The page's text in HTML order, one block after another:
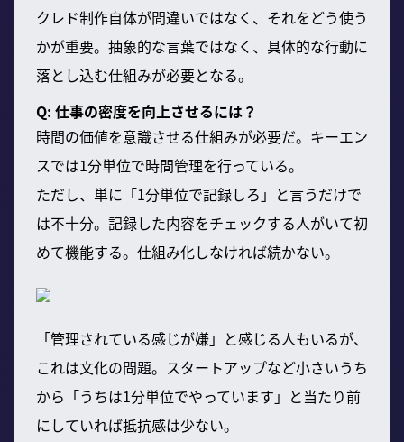
クレド制作自体が間違いではなく、それをどう使う
かが重要。抽象的な言葉ではなく、具体的な行動に
落とし込む仕組みが必要となる。
Q: 仕事の密度を向上させるには？
時間の価値を意識させる仕組みが必要だ。キーエン
スでは1分単位で時間管理を行っている。
ただし、単に「1分単位で記録しろ」と言うだけで
は不十分。記録した内容をチェックする人がいて初
めて機能する。仕組み化しなければ続かない。
「管理されている感じが嫌」と感じる人もいるが、
これは文化の問題。スタートアップなど小さいうち
から「うちは1分単位でやっています」と当たり前
にしていれば抵抗感は少ない。